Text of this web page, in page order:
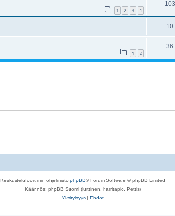
1 2 3 4
103
10
1 2
36
Keskustelufoorumin ohjelmisto phpBB® Forum Software © phpBB Limited
Käännös: phpBB Suomi (lurttinen, harritapio, Pettis)
Yksityisyys | Ehdot